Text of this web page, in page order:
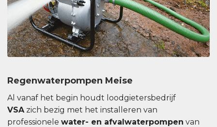
Regenwaterpompen Meise
Al vanaf het begin houdt loodgietersbedrijf
VSAzich bezig met het installeren van
professionele water- en afvalwaterpompen van